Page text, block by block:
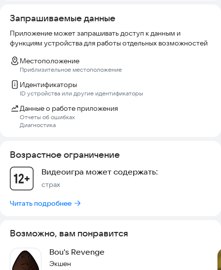
Запрашиваемые данные
Приложение может запрашивать доступ к данным и
функциям устройства для работы отдельных возможностей
Местоположение
Приблизительное местоположение
Идентификаторы
ID устройства или другие идентификаторы
Данные о работе приложения
Отчеты об ошибках
Диагностика
Возрастное ограничение
Видеоигра может содержать:
страх
Читать подробнее
Возможно, вам понравится
Bou's Revenge
Экшен